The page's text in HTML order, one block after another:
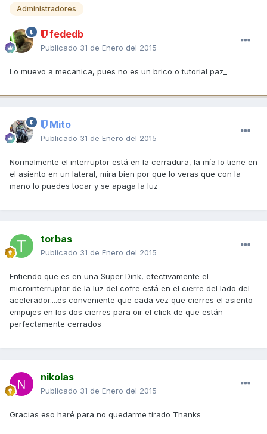
Administradores
fededb
Publicado 31 de Enero del 2015
Lo muevo a mecanica, pues no es un brico o tutorial paz_
Mito
Publicado 31 de Enero del 2015
Normalmente el interruptor está en la cerradura, la mía lo tiene en
el asiento en un lateral, mira bien por que lo veras que con la
mano lo puedes tocar y se apaga la luz
torbas
Publicado 31 de Enero del 2015
Entiendo que es en una Super Dink, efectivamente el
microinterruptor de la luz del cofre está en el cierre del lado del
acelerador....es conveniente que cada vez que cierres el asiento
empujes en los dos cierres para oir el click de que están
perfectamente cerrados
nikolas
Publicado 31 de Enero del 2015
Gracias eso haré para no quedarme tirado Thanks